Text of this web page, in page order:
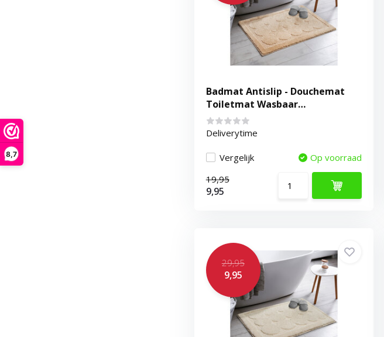
8,7
Badmat Antislip - Douchemat
Toiletmat Wasbaar
Waterabsorberend - Beige
Deliverytime
Vergelijk
Op voorraad
19,95
9,95
29,95
9,95